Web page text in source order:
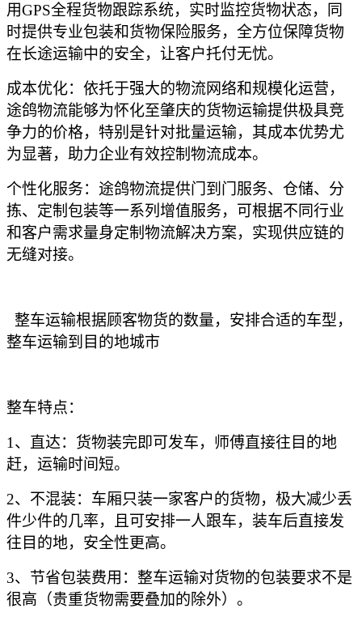
用GPS全程货物跟踪系统，实时监控货物状态，同
时提供专业包装和货物保险服务，全方位保障货物
在长途运输中的安全，让客户托付无忧。
成本优化：依托于强大的物流网络和规模化运营，
途鸽物流能够为怀化至肇庆的货物运输提供极具竞
争力的价格，特别是针对批量运输，其成本优势尤
为显著，助力企业有效控制物流成本。
个性化服务：途鸽物流提供门到门服务、仓储、分
拣、定制包装等一系列增值服务，可根据不同行业
和客户需求量身定制物流解决方案，实现供应链的
无缝对接。
整车运输根据顾客物货的数量，安排合适的车型，
整车运输到目的地城市
整车特点：
1、直达：货物装完即可发车，师傅直接往目的地
赶，运输时间短。
2、不混装：车厢只装一家客户的货物，极大减少丢
件少件的几率，且可安排一人跟车，装车后直接发
往目的地，安全性更高。
3、节省包装费用：整车运输对货物的包装要求不是
很高（贵重货物需要叠加的除外）。